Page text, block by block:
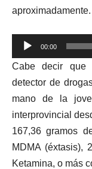
aproximadamente.
Reproductor
de
audio
00:00
Cabe decir que
detector de
mano de la
interprovincial
167,36 gramos
MDMA (éxtasis),
Ketamina, o más